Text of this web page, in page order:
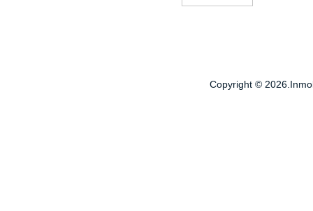
Copyright ©